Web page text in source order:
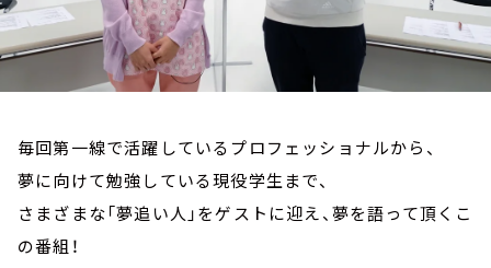
毎回第一線で活躍しているプロフェッショナルから、
夢に向けて勉強している現役学生まで、
さまざまな「夢追い人」をゲストに迎え、夢を語って頂くこ
の番組！